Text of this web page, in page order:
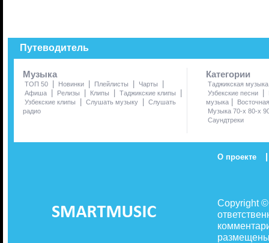
Путеводитель
Музыка
ТОП 50 | Новинки | Плейлисты | Чарты |
Афиша | Релизы | Клипы | Таджикские клипы |
Узбекские клипы | Слушать музыку | Слушать
радио
Категории
Таджикская музыка
Узбекские песни
|
музыка |
Музыка 70-х 80-х
Саундтреки
О проекте |
Copyright
размещены